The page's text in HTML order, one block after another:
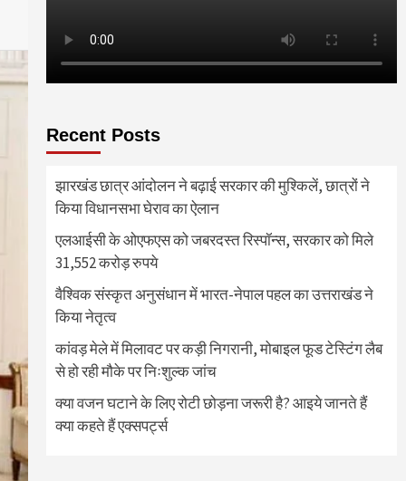
Recent Posts
झारखंड छात्र आंदोलन ने बढ़ाई सरकार की मुश्किलें, छात्रों ने
किया विधानसभा घेराव का ऐलान
एलआईसी के ओएफएस को जबरदस्त रिस्पॉन्स, सरकार को मिले
31,552 करोड़ रुपये
वैश्विक संस्कृत अनुसंधान में भारत-नेपाल पहल का उत्तराखंड ने
किया नेतृत्व
कांवड़ मेले में मिलावट पर कड़ी निगरानी, मोबाइल फूड टेस्टिंग लैब
से हो रही मौके पर निःशुल्क जांच
क्या वजन घटाने के लिए रोटी छोड़ना जरूरी है? आइये जानते हैं
क्या कहते हैं एक्सपर्ट्स